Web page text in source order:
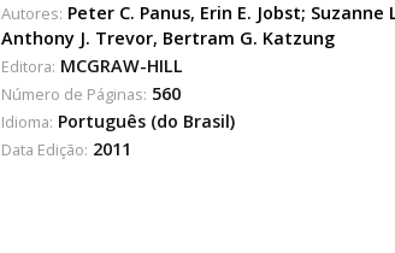
Autores: Peter C. Panus, Erin E. Jobst; Suzanne
Anthony J. Trevor, Bertram G. Katzung
Editora: MCGRAW-HILL
Número de Páginas: 560
Idioma: Português (do Brasil)
Data Edição: 2011